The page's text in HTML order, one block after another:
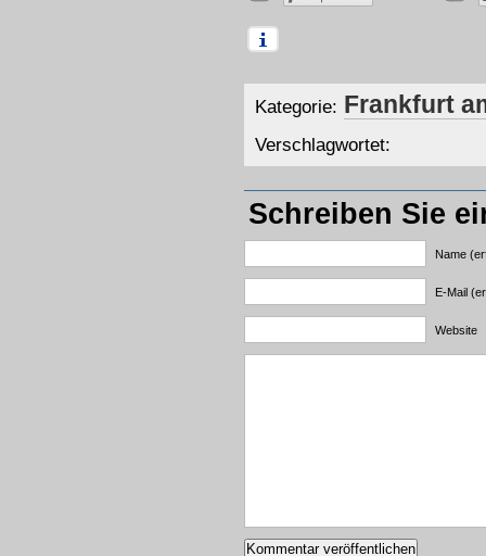
Kategorie: Frankfurt
Verschlagwortet:
Schreiben Sie
Name
E-Mail
Website